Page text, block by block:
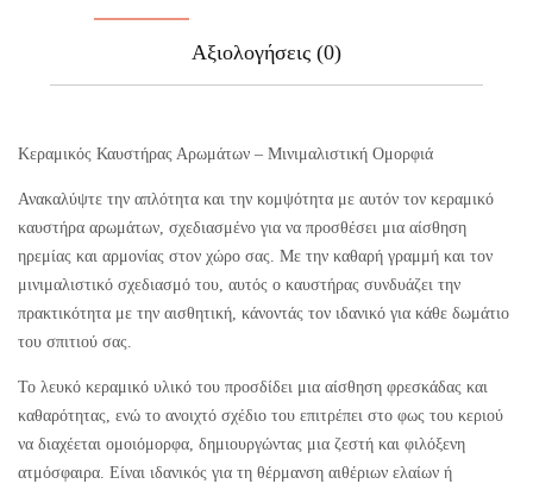
Αξιολογήσεις (0)
Κεραμικός Καυστήρας Αρωμάτων – Μινιμαλιστική Ομορφιά
Ανακαλύψτε την απλότητα και την κομψότητα με αυτόν τον κεραμικό
καυστήρα αρωμάτων, σχεδιασμένο για να προσθέσει μια αίσθηση
ηρεμίας και αρμονίας στον χώρο σας. Με την καθαρή γραμμή και τον
μινιμαλιστικό σχεδιασμό του, αυτός ο καυστήρας συνδυάζει την
πρακτικότητα με την αισθητική, κάνοντάς τον ιδανικό για κάθε δωμάτιο
του σπιτιού σας.
Το λευκό κεραμικό υλικό του προσδίδει μια αίσθηση φρεσκάδας και
καθαρότητας, ενώ το ανοιχτό σχέδιο του επιτρέπει στο φως του κεριού
να διαχέεται ομοιόμορφα, δημιουργώντας μια ζεστή και φιλόξενη
ατμόσφαιρα. Είναι ιδανικός για τη θέρμανση αιθέριων ελαίων ή